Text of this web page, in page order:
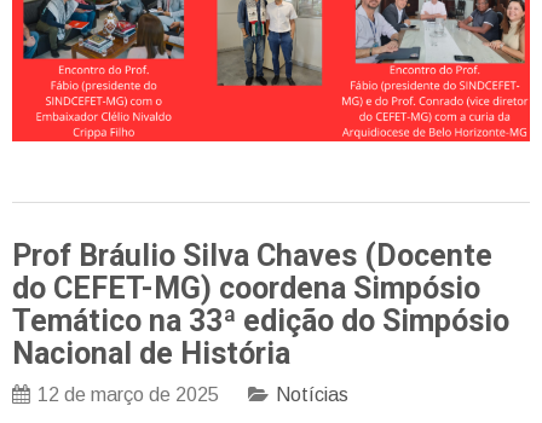
Prof Bráulio Silva Chaves (Docente
do CEFET-MG) coordena Simpósio
Temático na 33ª edição do Simpósio
Nacional de História
12 de março de 2025 Notícias